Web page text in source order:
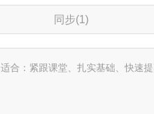
同步(1)
适合：紧跟课堂、扎实基础、快速